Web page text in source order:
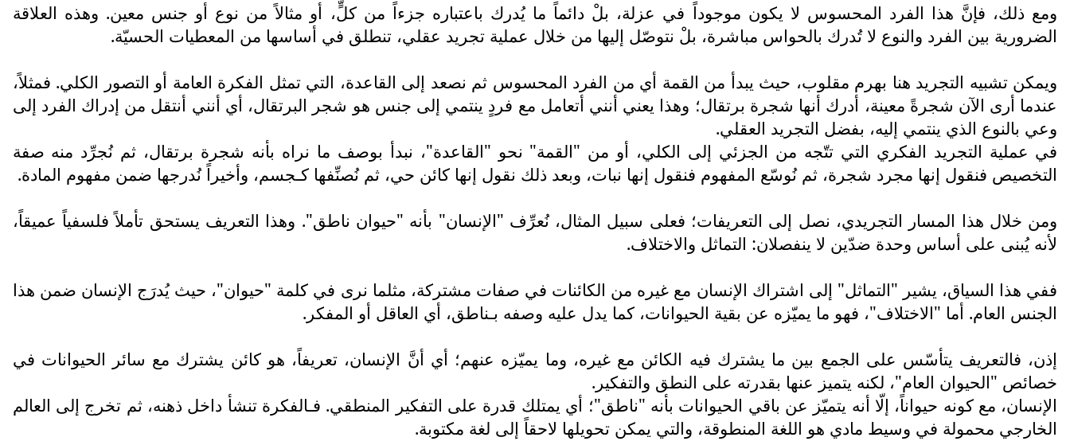
ومع ذلك، فإنَّ هذا الفرد المحسوس لا يكون موجوداً في عزلة، بلْ دائماً ما يُدرك باعتباره جزءاً من كلٍّ، أو مثالاً من نوع أو جنس معين. وهذه العلاقة
الضرورية بين الفرد والنوع لا تُدرك بالحواس مباشرة، بلْ نتوصّل إليها من خلال عملية تجريد عقلي، تنطلق في أساسها من المعطيات الحسيّة.
ويمكن تشبيه التجريد هنا بهرم مقلوب، حيث يبدأ من القمة أي من الفرد المحسوس ثم نصعد إلى القاعدة، التي تمثل الفكرة العامة أو التصور الكلي. فمثلاً،
عندما أرى الآن شجرةً معينة، أدرك أنها شجرة برتقال؛ وهذا يعني أنني أتعامل مع فردٍ ينتمي إلى جنس هو شجر البرتقال، أي أنني أنتقل من إدراك الفرد إلى
وعي بالنوع الذي ينتمي إليه، بفضل التجريد العقلي.
في عملية التجريد الفكري التي تتّجه من الجزئي إلى الكلي، أو من "القمة" نحو "القاعدة"، نبدأ بوصف ما نراه بأنه شجرة برتقال، ثم نُجرِّد منه صفة
التخصيص فنقول إنها مجرد شجرة، ثم نُوسّع المفهوم فنقول إنها نبات، وبعد ذلك نقول إنها كائن حي، ثم نُصنِّفها كـجسم، وأخيراً نُدرجها ضمن مفهوم المادة.
ومن خلال هذا المسار التجريدي، نصل إلى التعريفات؛ فعلى سبيل المثال، نُعرِّف "الإنسان" بأنه "حيوان ناطق". وهذا التعريف يستحق تأملاً فلسفياً عميقاً،
لأنه يُبنى على أساس وحدة ضدّين لا ينفصلان: التماثل والاختلاف.
ففي هذا السياق، يشير "التماثل" إلى اشتراك الإنسان مع غيره من الكائنات في صفات مشتركة، مثلما نرى في كلمة "حيوان"، حيث يُدرَج الإنسان ضمن هذا
الجنس العام. أما "الاختلاف"، فهو ما يميّزه عن بقية الحيوانات، كما يدل عليه وصفه بـناطق، أي العاقل أو المفكر.
إذن، فالتعريف يتأسّس على الجمع بين ما يشترك فيه الكائن مع غيره، وما يميّزه عنهم؛ أي أنَّ الإنسان، تعريفاً، هو كائن يشترك مع سائر الحيوانات في
خصائص "الحيوان العام"، لكنه يتميز عنها بقدرته على النطق والتفكير.
الإنسان، مع كونه حيواناً، إلّا أنه يتميّز عن باقي الحيوانات بأنه "ناطق"؛ أي يمتلك قدرة على التفكير المنطقي. فـالفكرة تنشأ داخل ذهنه، ثم تخرج إلى العالم
الخارجي محمولة في وسيط مادي هو اللغة المنطوقة، والتي يمكن تحويلها لاحقاً إلى لغة مكتوبة.